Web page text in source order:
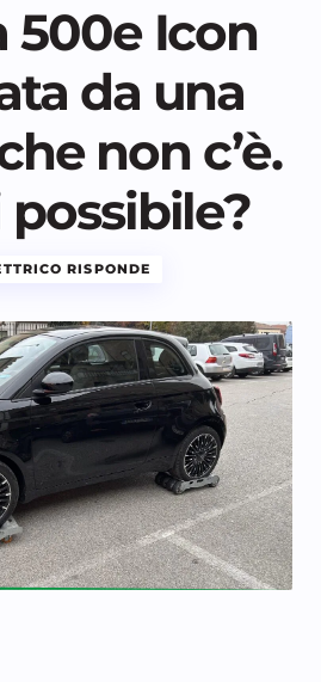
500e Icon
da una
non c’è.
possibile?
RISPONDE